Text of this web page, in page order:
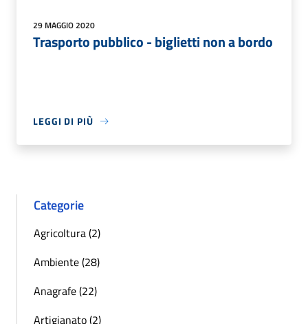
29 MAGGIO 2020
Trasporto pubblico - biglietti non a bordo
LEGGI DI PIÙ
Categorie
Agricoltura (2)
Ambiente (28)
Anagrafe (22)
Artigianato (2)